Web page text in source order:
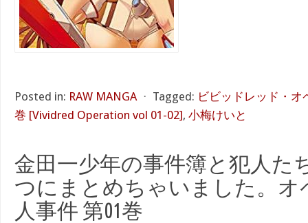
Posted in: RAW MANGA ⋅ Tagged: ビビッドレッド・オ
巻 [Vividred Operation vol 01-02], 小梅けいと
金田一少年の事件簿と犯人た
つにまとめちゃいました。オ
人事件 第01巻